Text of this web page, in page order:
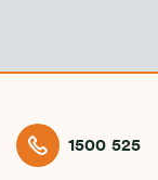
1500 525